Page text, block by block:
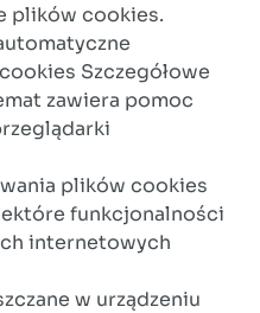
plików cookies.
Szczegółowe
zawiera pomoc
plików cookies
funkcjonalności
internetowych
w urządzeniu